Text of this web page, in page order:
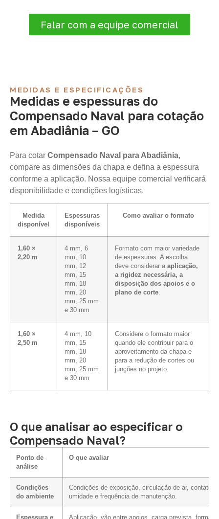
Falar com a equipe comercial
MEDIDAS E ESPECIFICAÇÕES
Medidas e espessuras do
Compensado Naval para cotação
em Abadiânia – GO
Para cotar Compensado Naval para Abadiânia,
compare as dimensões da chapa e defina a espessura
conforme a aplicação. Nossa equipe comercial verificará
disponibilidade e condições logísticas.
Medida
disponível
Espessuras
disponíveis
Como avaliar o formato
1,60 ×
2,20 m
4 mm, 6
mm, 10
mm, 12
mm, 15
mm, 18
mm, 20
mm, 25 mm
e 30 mm
Formato com maior variedade
de espessuras. A escolha
deve considerar a aplicação,
a rigidez necessária, a
disposição dos apoios e o
plano de corte.
1,60 ×
2,50 m
4 mm, 10
mm, 15
mm, 18
mm, 20
mm, 25 mm
e 30 mm
Considere o formato maior
quando ele contribuir para o
aproveitamento da chapa e
para a redução de cortes ou
junções no projeto.
O que analisar ao especificar o
Compensado Naval?
Ponto de
análise
O que avaliar
Condições
do ambiente
Condições de exposição, circulação de ar, contato
umidade e frequência de manutenção.
Espessura e
Aplicação, vão entre apoios, carga prevista, forma